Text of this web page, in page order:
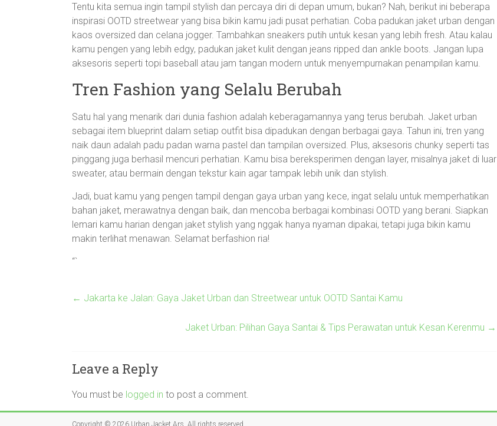
Tentu kita semua ingin tampil stylish dan percaya diri di depan umum, bukan? Nah, berikut ini beberapa
inspirasi OOTD streetwear yang bisa bikin kamu jadi pusat perhatian. Coba padukan jaket urban dengan
kaos oversized dan celana jogger. Tambahkan sneakers putih untuk kesan yang lebih fresh. Atau kalau
kamu pengen yang lebih edgy, padukan jaket kulit dengan jeans ripped dan ankle boots. Jangan lupa
aksesoris seperti topi baseball atau jam tangan modern untuk menyempurnakan penampilan kamu.
Tren Fashion yang Selalu Berubah
Satu hal yang menarik dari dunia fashion adalah keberagamannya yang terus berubah. Jaket urban
sebagai item blueprint dalam setiap outfit bisa dipadukan dengan berbagai gaya. Tahun ini, tren yang
naik daun adalah padu padan warna pastel dan tampilan oversized. Plus, aksesoris chunky seperti tas
pinggang juga berhasil mencuri perhatian. Kamu bisa bereksperimen dengan layer, misalnya jaket di luar
sweater, atau bermain dengan tekstur kain agar tampak lebih unik dan stylish.
Jadi, buat kamu yang pengen tampil dengan gaya urban yang kece, ingat selalu untuk memperhatikan
bahan jaket, merawatnya dengan baik, dan mencoba berbagai kombinasi OOTD yang berani. Siapkan
lemari kamu harian dengan jaket stylish yang nggak hanya nyaman dipakai, tetapi juga bikin kamu
makin terlihat menawan. Selamat berfashion ria!
“`
← Jakarta ke Jalan: Gaya Jaket Urban dan Streetwear untuk OOTD Santai Kamu
Jaket Urban: Pilihan Gaya Santai & Tips Perawatan untuk Kesan Kerenmu →
Leave a Reply
You must be logged in to post a comment.
Copyright © 2026 Urban Jacket Ars . All rights reserved.